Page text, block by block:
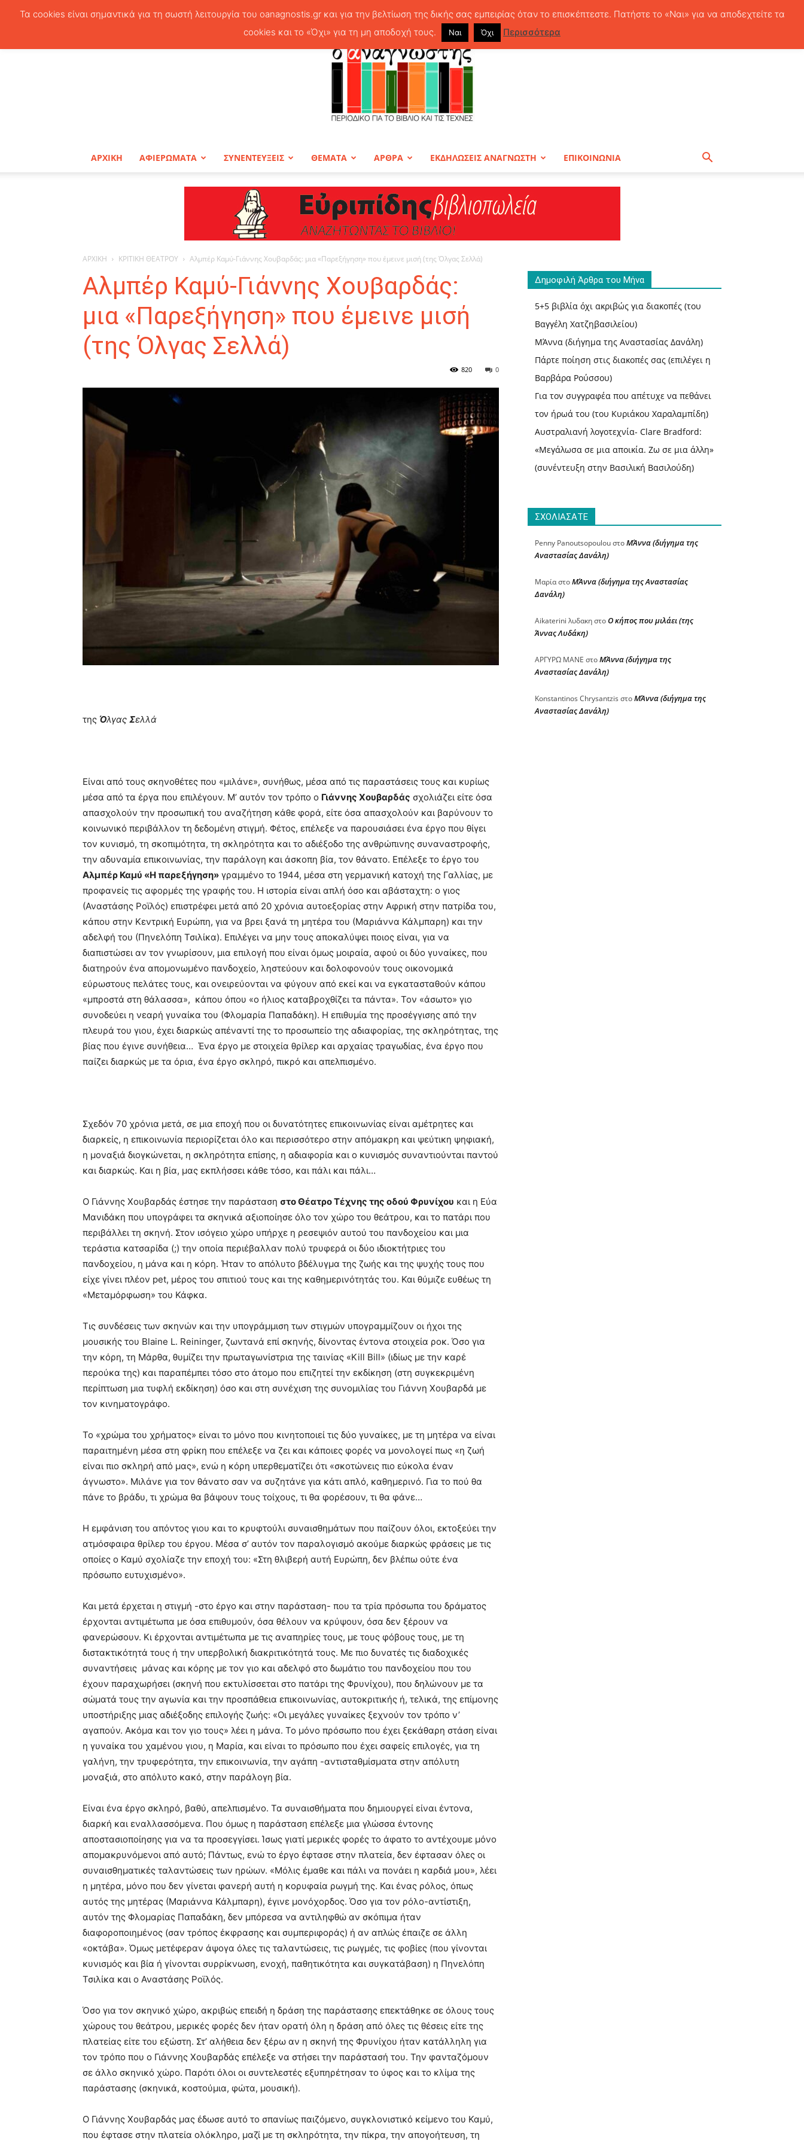
Ο
ΤΟ
ΤΕΧΝΕΣ
ΑΡΧΙΚΗ ΑΦΙΕΡΩΜΑΤΑ ΣΥΝΕΝΤΕΥΞΕΙΣ ΘΕΜΑΤΑ ΑΡΘΡΑ ΕΚΔΗΛΩΣΕΙΣ ΑΝΑΓΝΩΣΤΗ ΕΠΙΚΟΙΝΩΝΙΑ
ΑΡΧΙΚΗ ΚΡΙΤΙΚΗ ΘΕΑΤΡΟΥ Αλμπέρ Καμύ-Γιάννης Χουβαρδάς: μια «Παρεξήγηση» που έμεινε μισή (της Όλγας Σελλά)
Αλμπέρ Καμύ-Γιάννης Χουβαρδάς:
μια «Παρεξήγηση» που έμεινε μισή
(της Όλγας Σελλά)
0
820
της Όλγας Σελλά
Είναι από τους σκηνοθέτες που «μιλάνε», συνήθως, μέσα από τις παραστάσεις τους και κυρίως
μέσα από τα έργα που επιλέγουν. Μ’ αυτόν τον τρόπο ο Γιάννης Χουβαρδάς σχολιάζει είτε όσα
απασχολούν την προσωπική του αναζήτηση κάθε φορά, είτε όσα απασχολούν και βαρύνουν το
κοινωνικό περιβάλλον τη δεδομένη στιγμή. Φέτος, επέλεξε να παρουσιάσει ένα έργο που θίγει
τον κυνισμό, τη σκοπιμότητα, τη σκληρότητα και το αδιέξοδο της ανθρώπινης συναναστροφής,
την αδυναμία επικοινωνίας, την παράλογη και άσκοπη βία, τον θάνατο. Επέλεξε το έργο του
Αλμπέρ Καμύ «Η παρεξήγηση» γραμμένο το 1944, μέσα στη γερμανική κατοχή της Γαλλίας, με
προφανείς τις αφορμές της γραφής του. Η ιστορία είναι απλή όσο και αβάσταχτη: ο γιος
(Αναστάσης Ροϊλός) επιστρέφει μετά από 20 χρόνια αυτοεξορίας στην Αφρική στην πατρίδα του,
κάπου στην Κεντρική Ευρώπη, για να βρει ξανά τη μητέρα του (Μαριάννα Κάλμπαρη) και την
αδελφή του (Πηνελόπη Τσιλίκα). Επιλέγει να μην τους αποκαλύψει ποιος είναι, για να
διαπιστώσει αν τον γνωρίσουν, μια επιλογή που είναι όμως μοιραία, αφού οι δύο γυναίκες, που
διατηρούν ένα απομονωμένο πανδοχείο, ληστεύουν και δολοφονούν τους οικονομικά
εύρωστους πελάτες τους, και ονειρεύονται να φύγουν από εκεί και να εγκατασταθούν κάπου
«μπροστά στη θάλασσα», κάπου όπου «ο ήλιος καταβροχθίζει τα πάντα». Τον «άσωτο» γιο
συνοδεύει η νεαρή γυναίκα του (Φλομαρία Παπαδάκη). Η επιθυμία της προσέγγισης από την
πλευρά του γιου, έχει διαρκώς απέναντί της το προσωπείο της αδιαφορίας, της σκληρότητας, της
βίας που έγινε συνήθεια… Ένα έργο με στοιχεία θρίλερ και αρχαίας τραγωδίας, ένα έργο που
παίζει διαρκώς με τα όρια, ένα έργο σκληρό, πικρό και απελπισμένο.
Σχεδόν 70 χρόνια μετά, σε μια εποχή που οι δυνατότητες επικοινωνίας είναι αμέτρητες και
διαρκείς, η επικοινωνία περιορίζεται όλο και περισσότερο στην απόμακρη και ψεύτικη ψηφιακή,
η μοναξιά διογκώνεται, η σκληρότητα επίσης, η αδιαφορία και ο κυνισμός συναντιούνται παντού
και διαρκώς. Και η βία, μας εκπλήσσει κάθε τόσο, και πάλι και πάλι…
Ο Γιάννης Χουβαρδάς έστησε την παράσταση στο Θέατρο Τέχνης της οδού Φρυνίχου και η Εύα
Μανιδάκη που υπογράφει τα σκηνικά αξιοποίησε όλο τον χώρο του θεάτρου, και το πατάρι που
περιβάλλει τη σκηνή. Στον ισόγειο χώρο υπήρχε η ρεσεψιόν αυτού του πανδοχείου και μια
τεράστια κατσαρίδα (;) την οποία περιέβαλλαν πολύ τρυφερά οι δύο ιδιοκτήτριες του
πανδοχείου, η μάνα και η κόρη. Ήταν το απόλυτο βδέλυγμα της ζωής και της ψυχής τους που
είχε γίνει πλέον pet, μέρος του σπιτιού τους και της καθημερινότητάς του. Και θύμιζε ευθέως τη
«Μεταμόρφωση» του Κάφκα.
Τις συνδέσεις των σκηνών και την υπογράμμιση των στιγμών υπογραμμίζουν οι ήχοι της
μουσικής του Blaine L. Reininger, ζωντανά επί σκηνής, δίνοντας έντονα στοιχεία ροκ. Όσο για
την κόρη, τη Μάρθα, θυμίζει την πρωταγωνίστρια της ταινίας «Kill Bill» (ιδίως με την καρέ
περούκα της) και παραπέμπει τόσο στο άτομο που επιζητεί την εκδίκηση (στη συγκεκριμένη
περίπτωση μια τυφλή εκδίκηση) όσο και στη συνέχιση της συνομιλίας του Γιάννη Χουβαρδά με
τον κινηματογράφο.
Το «χρώμα του χρήματος» είναι το μόνο που κινητοποιεί τις δύο γυναίκες, με τη μητέρα να είναι
παραιτημένη μέσα στη φρίκη που επέλεξε να ζει και κάποιες φορές να μονολογεί πως «η ζωή
είναι πιο σκληρή από μας», ενώ η κόρη υπερθεματίζει ότι «σκοτώνεις πιο εύκολα έναν
άγνωστο». Μιλάνε για τον θάνατο σαν να συζητάνε για κάτι απλό, καθημερινό. Για το πού θα
πάνε το βράδυ, τι χρώμα θα βάψουν τους τοίχους, τι θα φορέσουν, τι θα φάνε…
Η εμφάνιση του απόντος γιου και το κρυφτούλι συναισθημάτων που παίζουν όλοι, εκτοξεύει την
ατμόσφαιρα θρίλερ του έργου. Μέσα σ’ αυτόν τον παραλογισμό ακούμε διαρκώς φράσεις με τις
οποίες ο Καμύ σχολίαζε την εποχή του: «Στη θλιβερή αυτή Ευρώπη, δεν βλέπω ούτε ένα
πρόσωπο ευτυχισμένο».
Και μετά έρχεται η στιγμή -στο έργο και στην παράσταση- που τα τρία πρόσωπα του δράματος
έρχονται αντιμέτωπα με όσα επιθυμούν, όσα θέλουν να κρύψουν, όσα δεν ξέρουν να
φανερώσουν. Κι έρχονται αντιμέτωπα με τις αναπηρίες τους, με τους φόβους τους, με τη
διστακτικότητά τους ή την υπερβολική διακριτικότητά τους. Με πιο δυνατές τις διαδοχικές
συναντήσεις μάνας και κόρης με τον γιο και αδελφό στο δωμάτιο του πανδοχείου που του
έχουν παραχωρήσει (σκηνή που εκτυλίσσεται στο πατάρι της Φρυνίχου), που δηλώνουν με τα
σώματά τους την αγωνία και την προσπάθεια επικοινωνίας, αυτοκριτικής ή, τελικά, της επίμονης
υποστήριξης μιας αδιέξοδης επιλογής ζωής: «Οι μεγάλες γυναίκες ξεχνούν τον τρόπο ν’
αγαπούν. Ακόμα και τον γιο τους» λέει η μάνα. Το μόνο πρόσωπο που έχει ξεκάθαρη στάση είναι
η γυναίκα του χαμένου γιου, η Μαρία, και είναι το πρόσωπο που έχει σαφείς επιλογές, για τη
γαλήνη, την τρυφερότητα, την επικοινωνία, την αγάπη -αντισταθμίσματα στην απόλυτη
μοναξιά, στο απόλυτο κακό, στην παράλογη βία.
Είναι ένα έργο σκληρό, βαθύ, απελπισμένο. Τα συναισθήματα που δημιουργεί είναι έντονα,
διαρκή και εναλλασσόμενα. Που όμως η παράσταση επέλεξε μια γλώσσα έντονης
αποστασιοποίησης για να τα προσεγγίσει. Ίσως γιατί μερικές φορές το άφατο το αντέχουμε μόνο
απομακρυνόμενοι από αυτό; Πάντως, ενώ το έργο έφτασε στην πλατεία, δεν έφτασαν όλες οι
συναισθηματικές ταλαντώσεις των ηρώων. «Μόλις έμαθε και πάλι να πονάει η καρδιά μου», λέει
η μητέρα, μόνο που δεν γίνεται φανερή αυτή η κορυφαία ρωγμή της. Και ένας ρόλος, όπως
αυτός της μητέρας (Μαριάννα Κάλμπαρη), έγινε μονόχορδος. Όσο για τον ρόλο-αντίστιξη,
αυτόν της Φλομαρίας Παπαδάκη, δεν μπόρεσα να αντιληφθώ αν σκόπιμα ήταν
διαφοροποιημένος (σαν τρόπος έκφρασης και συμπεριφοράς) ή αν απλώς έπαιζε σε άλλη
«οκτάβα». Όμως μετέφεραν άψογα όλες τις ταλαντώσεις, τις ρωγμές, τις φοβίες (που γίνονται
κυνισμός και βία ή γίνονται συρρίκνωση, ενοχή, παθητικότητα και συγκατάβαση) η Πηνελόπη
Τσιλίκα και ο Αναστάσης Ροϊλός.
Όσο για τον σκηνικό χώρο, ακριβώς επειδή η δράση της παράστασης επεκτάθηκε σε όλους τους
χώρους του θεάτρου, μερικές φορές δεν ήταν ορατή όλη η δράση από όλες τις θέσεις είτε της
πλατείας είτε του εξώστη. Στ’ αλήθεια δεν ξέρω αν η σκηνή της Φρυνίχου ήταν κατάλληλη για
τον τρόπο που ο Γιάννης Χουβαρδάς επέλεξε να στήσει την παράστασή του. Την φανταζόμουν
σε άλλο σκηνικό χώρο. Παρότι όλοι οι συντελεστές εξυπηρέτησαν το ύφος και το κλίμα της
παράστασης (σκηνικά, κοστούμια, φώτα, μουσική).
Ο Γιάννης Χουβαρδάς μας έδωσε αυτό το σπανίως παιζόμενο, συγκλονιστικό κείμενο του Καμύ,
που έφτασε στην πλατεία ολόκληρο, μαζί με τη σκληρότητα, την πίκρα, την απογοήτευση, τη
Δημοφιλή Άρθρα του Μήνα
5+5 βιβλία όχι ακριβώς για διακοπές (του
Βαγγέλη Χατζηβασιλείου)
ΜΆννα (διήγημα της Αναστασίας Δανάλη)
Πάρτε ποίηση στις διακοπές σας (επιλέγει η
Βαρβάρα Ρούσσου)
Για τον συγγραφέα που απέτυχε να πεθάνει
τον ήρωά του (του Κυριάκου Χαραλαμπίδη)
Αυστραλιανή λογοτεχνία- Clare Bradford:
«Μεγάλωσα σε μια αποικία. Ζω σε μια άλλη»
(συνέντευξη στην Βασιλική Βασιλούδη)
ΣΧΟΛΙΑΣΑΤΕ
Penny PanoutsopoulouστοΜΆννα (διήγημα της
Αναστασίας Δανάλη)
ΜαρίαστοΜΆννα (διήγημα της Αναστασίας
Δανάλη)
Aikaterini λυδακηστοΟ κήπος που μιλάει (της
Άννας Λυδάκη)
ΑΡΓΥΡΩ ΜΑΝΕ στοΜΆννα (διήγημα της
Αναστασίας Δανάλη)
Konstantinos Chrysantzis στοΜΆννα (διήγημα της
Αναστασίας Δανάλη)
Τα cookies είναι σημαντικά για τη σωστή λειτουργία του oanagnostis.gr και για την βελτίωση της δικής σας εμπειρίας όταν το επισκέπτεστε. Πατήστε το «Ναι» για να αποδεχτείτε τα
cookies και το «Όχι» για τη μη αποδοχή τους.
Ναι Όχι Περισσότερα